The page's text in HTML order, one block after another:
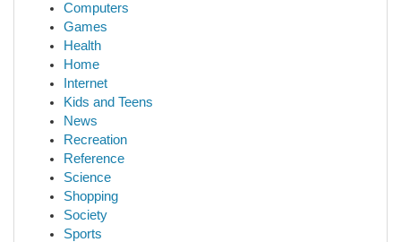
Computers
Games
Health
Home
Internet
Kids and Teens
News
Recreation
Reference
Science
Shopping
Society
Sports